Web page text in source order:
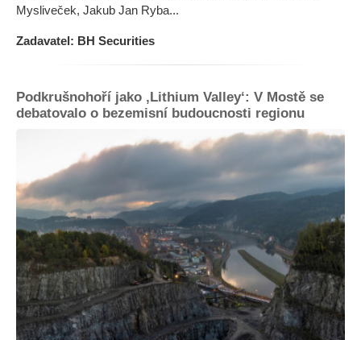
Mysliveček, Jakub Jan Ryba...
Zadavatel: BH Securities
Podkrušnohoří jako ‚Lithium Valley‘: V Mostě se
debatovalo o bezemisní budoucnosti regionu